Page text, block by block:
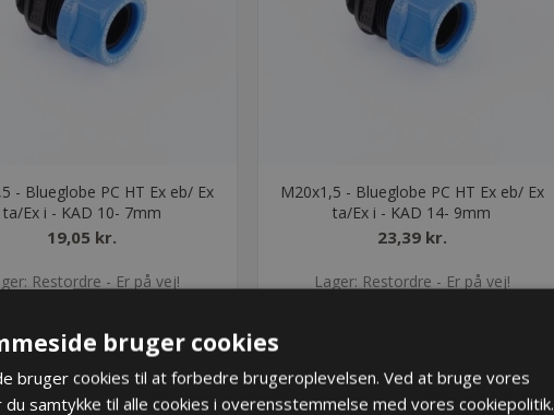
- Blueglobe PC HT Ex eb/ Ex
ta/Ex i - KAD 10- 7mm
19,05 kr.
Restordre - Er på vej!
M20x1,5 - Blueglobe PC HT Ex eb/ Ex
ta/Ex i - KAD 14- 9mm
23,39 kr.
Lager: Restordre - Er på vej!
bruger cookies
bruger cookies til at forbedre brugeroplevelsen. Ved at bruge vores
samtykke til alle cookies i overensstemmelse med vores cookiepolitik.